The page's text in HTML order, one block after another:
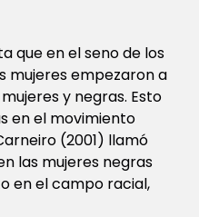
que en el seno de los
mujeres empezaron a
y negras. Esto
en el movimiento
(2001) llamó
las mujeres negras
en el campo racial,